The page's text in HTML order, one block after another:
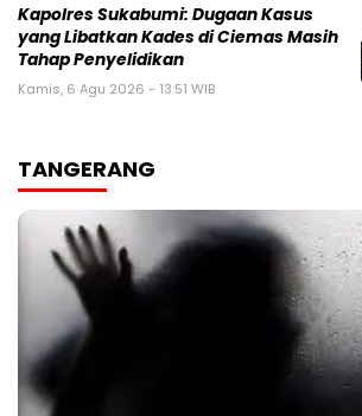
Kapolres Sukabumi: Dugaan Kasus
yang Libatkan Kades di Ciemas Masih
Tahap Penyelidikan
Kamis, 6 Agu 2026 - 13:51 WIB
TANGERANG